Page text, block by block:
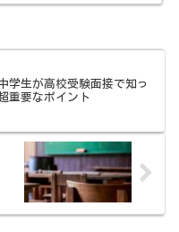
学生が高校受験面接で知っ
重要なポイント